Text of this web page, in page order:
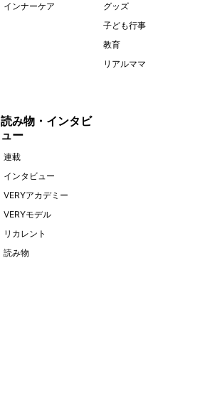
インナーケア
グッズ
子ども行事
教育
リアルママ
読み物・インタビ
ュー
連載
インタビュー
VERYアカデミー
VERYモデル
リカレント
読み物